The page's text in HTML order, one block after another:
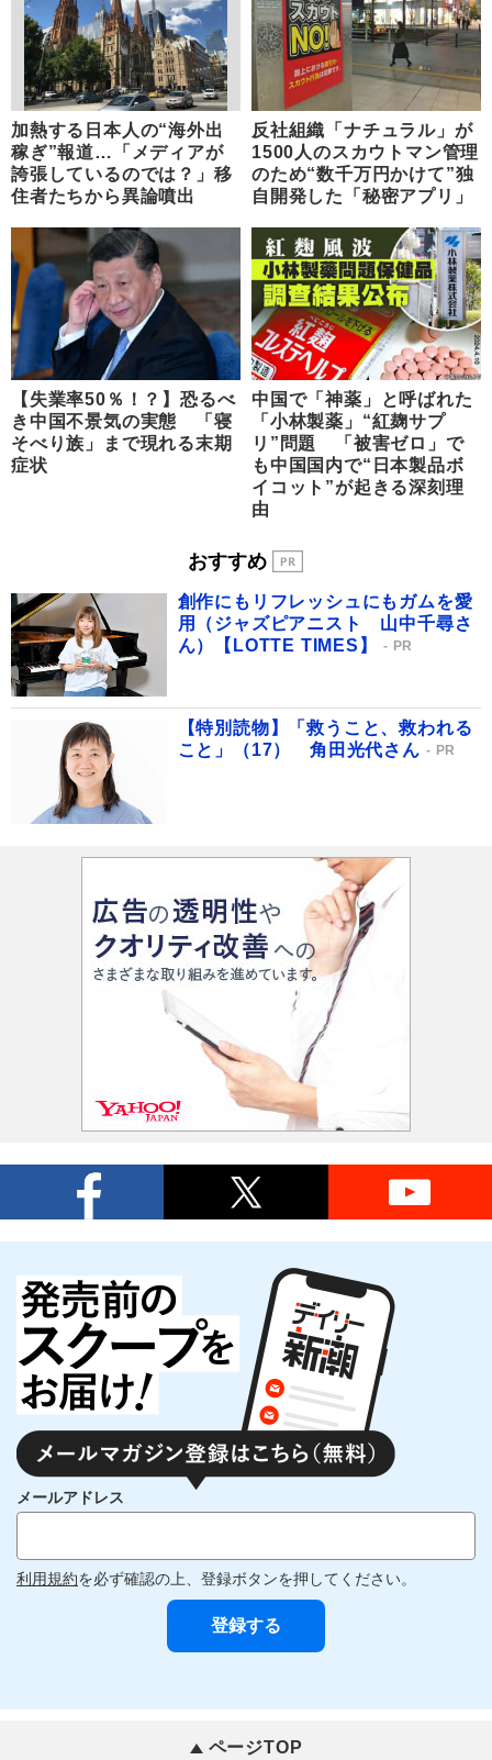
加熱する日本人の“海外出
稼ぎ”報道…「メディアが
誇張しているのでは？」移
住者たちから異論噴出
反社組織「ナチュラル」が
1500人のスカウトマン管理
のため“数千万円かけて”独
自開発した「秘密アプリ」
【失業率50％！？】恐るべ
き中国不景気の実態 「寝
そべり族」まで現れる末期
症状
中国で「神薬」と呼ばれた
「小林製薬」“紅麹サプ
リ”問題 「被害ゼロ」で
も中国国内で“日本製品ボ
イコット”が起きる深刻理
由
おすすめ
創作にもリフレッシュにもガムを愛
用（ジャズピアニスト 山中千尋さ
ん）【LOTTE TIMES】
PR
【特別読物】「救うこと、救われる
こと」（17） 角田光代さん
PR
メールアドレス
利用規約を必ず確認の上、登録ボタンを押してください。
ページTOP